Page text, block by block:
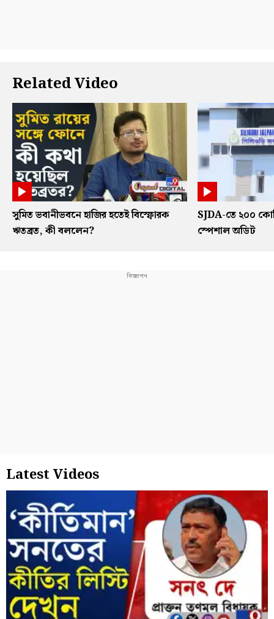
Related Video
সুমিত ভবানীভবনে হাজির হতেই বিস্ফোরক
ঋতব্রত, কী বললেন?
SJDA-তে ২০০
স্পেশাল অডিট
Latest Videos